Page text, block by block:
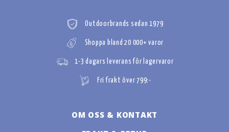
Outdoorbrands sedan 1979
Shoppa bland 20 000+ varor
1-3 dagars leverans för lagervaror
Fri frakt över 799:-
OM OSS & KONTAKT